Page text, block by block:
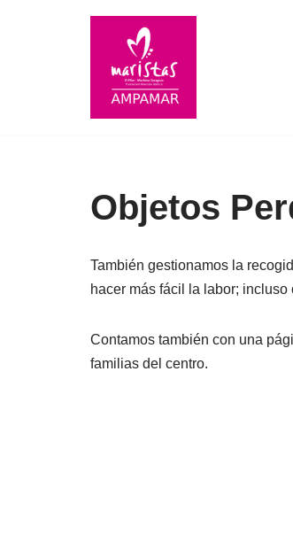
Objetos
También gestionamos la
hacer más fácil la labor;
Contamos también con una
familias del centro.